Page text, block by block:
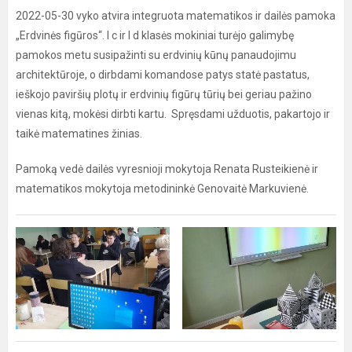
2022-05-30 vyko atvira integruota matematikos ir dailės pamoka
„Erdvinės figūros“. I c ir I d klasės mokiniai turėjo galimybę
pamokos metu susipažinti su erdvinių kūnų panaudojimu
architektūroje, o dirbdami komandose patys statė pastatus,
ieškojo paviršių plotų ir erdvinių figūrų tūrių bei geriau pažino
vienas kitą, mokėsi dirbti kartu. Spręsdami užduotis, pakartojo ir
taikė matematines žinias.
Pamoką vedė dailės vyresnioji mokytoja Renata Rusteikienė ir
matematikos mokytoja metodininkė Genovaitė Markuvienė.